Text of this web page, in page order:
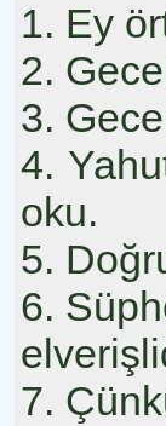
1. Ey
2.
3.
4.
oku.
5.
6.
7.